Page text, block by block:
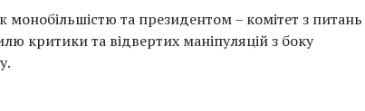
та президентом – комітет з питань
критики та відвертих маніпуляцій з боку